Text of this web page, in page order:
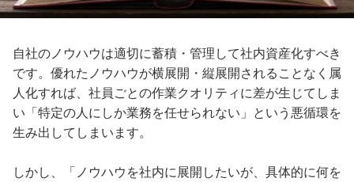
自社のノウハウは適切に蓄積・管理して社内資産化すべき
です。優れたノウハウが横展開・縦展開されることなく属
人化すれば、社員ごとの作業クオリティに差が生じてしま
い「特定の人にしか業務を任せられない」という悪循環を
生み出してしまいます。
しかし、「ノウハウを社内に展開したいが、具体的に何を